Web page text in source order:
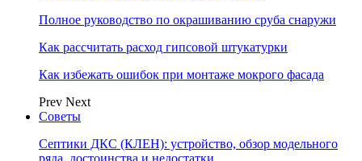
Полное руководство по окрашиванию сруба снаружи
Как рассчитать расход гипсовой штукатурки
Как избежать ошибок при монтаже мокрого фасада
Prev Next
Советы
Септики ДКС (КЛЕН): устройство, обзор модельного
ряда, достоинства и недостатки